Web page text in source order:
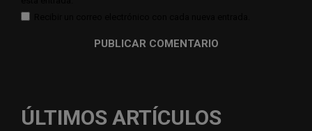
ÚLTIMOS ARTÍCULOS